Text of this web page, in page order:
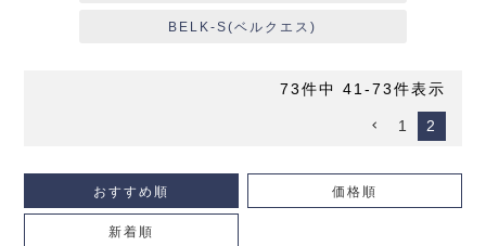
BELK-S(ベルクエス)
おすすめ順 価格順
新着順
73件中 41 -73件表示
1 2